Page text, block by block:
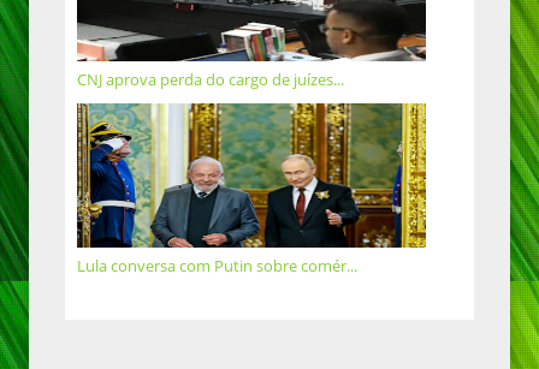
CNJ aprova perda do cargo de juízes...
Lula conversa com Putin sobre comér...